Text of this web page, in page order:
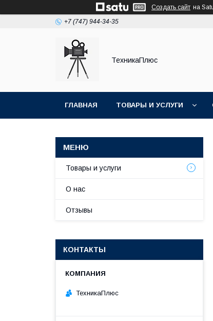
Создать сайт на
+7 (747) 944-34-35
ТехникаПлюс
ГЛАВНАЯ ТОВАРЫ И УСЛУГИ
Товары и услуги
О нас
Отзывы
КОНТАКТЫ
ТехникаПлюс